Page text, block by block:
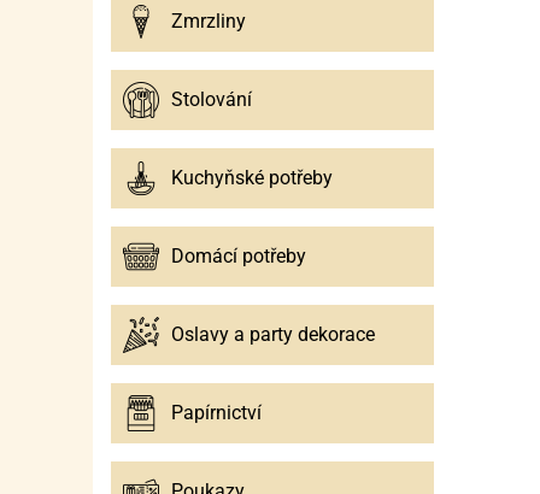
Zmrzliny
Stolování
Kuchyňské potřeby
Domácí potřeby
Oslavy a party dekorace
Papírnictví